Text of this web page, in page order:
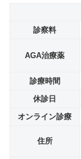
診察料
AGA治療薬
診療時間
休診日
オンライン診療
住所